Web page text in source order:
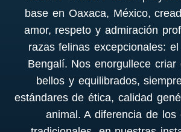
base en Oaxaca, México,
amor, respeto y admiración
razas felinas excepcionales:
Bengalí. Nos enorgullece criar
bellos y equilibrados,
estándares de ética, calidad
animal. A diferencia de los